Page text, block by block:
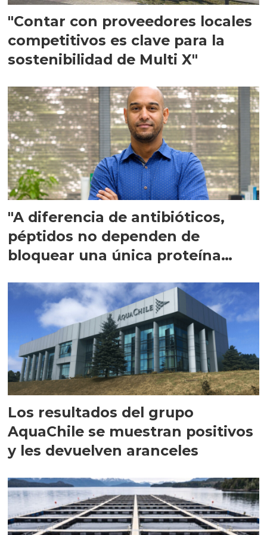
"Contar con proveedores locales
competitivos es clave para la
sostenibilidad de Multi X"
"A diferencia de antibióticos,
péptidos no dependen de
bloquear una única proteína
Los resultados del grupo
AquaChile se muestran positivos
y les devuelven aranceles